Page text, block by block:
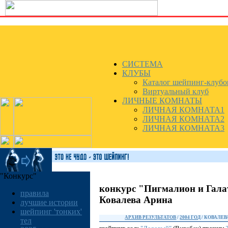
СИСТЕМА
КЛУБЫ
Каталог шейпинг-
Виртуальный клуб
ЛИЧНЫЕ КОМНАТЫ
ЛИЧНАЯ КОМНАТА1
ЛИЧНАЯ КОМНАТА2
ЛИЧНАЯ КОМНАТА3
"Конкурс"
правила
лучшие истории
шейпинг 'тонких'
тел
конкурс "Пигмалион и
Ковалева Арина
АРХИВ РЕЗУЛЬТАТОВ /2004 ГОД /